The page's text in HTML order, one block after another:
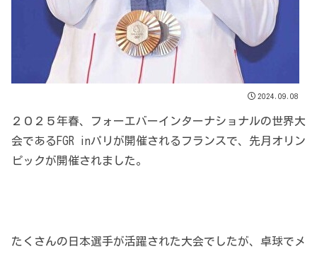
2024.09.08
２０２５年春、フォーエバーインターナショナルの世界大
会であるFGR inパリが開催されるフランスで、先月オリン
ピックが開催されました。
たくさんの日本選手が活躍された大会でしたが、卓球でメ